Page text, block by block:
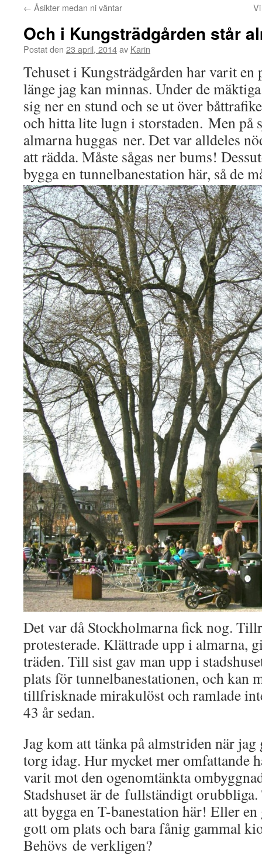
← Åsikter medan ni väntar
Och i Kungsträdgården står
Postat den 23 april, 2014av Karin
Tehuset i Kungsträdgården har varit en
länge jag kan minnas. Under de
sig ner en stund och se ut över
och hitta lite lugn i storstaden. Men på
almarna huggas ner. Det var alldeles
att rädda. Måste sågas ner bums!
bygga en tunnelbanestation här, så de
Det var då Stockholmarna fick nog.
protesterade. Klättrade upp i almarna,
träden. Till sist gav man upp i
plats för tunnelbanestationen, och kan
tillfrisknade mirakulöst och ramlade
43 år sedan.
Jag kom att tänka på almstriden när
torg idag. Hur mycket mer omfattande
varit mot den ogenomtänkta
Stadshuset är de fullständigt
att bygga en T-banestation här! Eller
gott om plats och bara fånig gammal
Behövs de verkligen?